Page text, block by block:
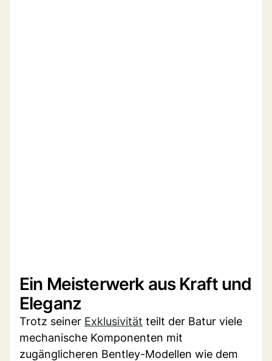
Ein Meisterwerk aus Kraft und
Eleganz
Trotz seiner Exklusivität teilt der Batur viele
mechanische Komponenten mit
zugänglicheren Bentley-Modellen wie dem